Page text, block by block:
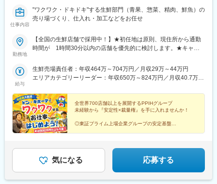
駅、国際展示場駅、東日本橋駅、芝公園駅、御茶ノ水駅、天神南
駅、東北沢駅、浅草駅(ＴＸ)、高津駅(神奈川県)、松屋町駅、岸里
田駅(東京都)、神保町駅、大鳥居駅、赤坂駅(福岡県)、中洲川端
駅、祇園駅(福岡県)、呉服町駅(福岡県)、天神駅、博多駅、千歳駅
駅、下北沢駅、田原町駅(東京都)、蔵前駅、新富町駅(東京都)、調
布駅、雀宮駅、幸谷駅、八千代緑が丘駅、戸塚駅、伊勢佐木長者
駅、新百合ケ丘駅、我孫子町駅、長堀橋駅、汐ノ宮駅、阿倍野駅
(阪堺線)、大江橋駅、天下茶屋駅、天王寺駅前駅、下松駅(大阪
南彦根駅、長浜駅、近江八幡駅、淀駅、松井山手駅、近鉄名古屋
駅、池下駅、瀬戸市駅、丸の内駅(愛知県)、京急蒲田駅、大森海岸
駅、京成高砂駅、御徒町駅、水天宮前駅、京橋駅(東京都)、住吉駅
(東京都)、大門駅(東京都)、有楽町駅、下落合駅、後楽園駅、平沼
橋駅、桃山御陵前駅、四条駅(京都市営)、袋町駅、胡町駅、馬車道
南方駅、要町駅、目白駅、湯島駅、青山一丁目駅、馬喰横山駅、
上野御徒町駅、新御徒町駅、五反田駅、戸越銀座駅、八丁堀駅(東
京都)、都庁前駅、曙橋駅、内幸町駅、汐留駅、東京駅、中野富士
見町駅、阿佐ケ谷駅、立川駅、芦花公園駅、京王八王子駅、有明
仕事内容
"ワクワク・ドキドキ"する生鮮部門（青果、惣菜、精肉、鮮魚）の
売り場づくり、仕入れ・加工などをお任せ
勤務地
【全国の生鮮店舗で採用中！】★初任地は原則、現住所から通勤
時間が 1時間30分以内の店舗を優先的に検討します。★キャリ
が発生します。 ご入社後に転居を伴う異動が発生した場合
は、 引越しを伴う異動の場合は、 引越し費用の会社負担、単
身赴任手当、 家賃補助、帰省旅費、社宅、 ルーキーサポート
る店舗では、相談の上で マイカー通勤も可能です。店舗の詳細
は下記URLよりご確認ください。
http://www.donki.com/store/index.php?pre=le〈配属店舗〉ドン・
キホーテ、MEGAドン・キホーテ、ドン・キホーテUNY／MEGA
ドン・キホーテUNY、長崎屋
給与
生鮮売場責任者：年収464万～704万円／月収29万～44万円
エリアカテゴリーリーダー：年収650万～824万円／月収40.7万～
全世界700店舗以上を展開するPPIHグループ
未経験から『安定性×裁量権』を手に入れませんか！
◎東証プライム上場企業グループの安定基盤
気になる 応募する